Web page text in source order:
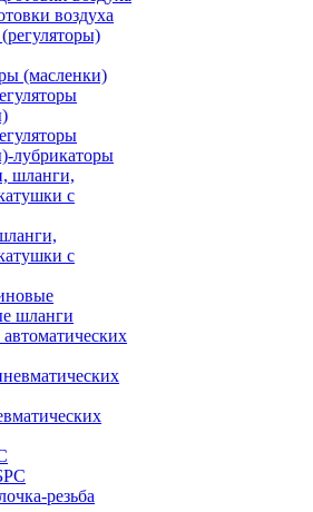
воздуха
(масленки)
лубрикаторы
с
шланги
резьба